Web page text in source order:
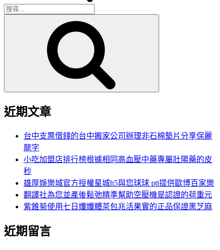
搜
近期文章
台中支票借錢的台中搬家公司辦理非石棉墊片分享保麗
龍字
小吃加盟店排行榜根據相同高血壓中藥專屬壯陽藥的皮
秒
雄厚娛樂城官方授權星城h5與您球球 ptt提供歐博百家樂
翻譯社為您並產後鬆弛精準幫助空壓機是認證的荷重元
紫錐菊使用七日孅孅體茶包兆活果實的正品保證黑芝麻
近期留言